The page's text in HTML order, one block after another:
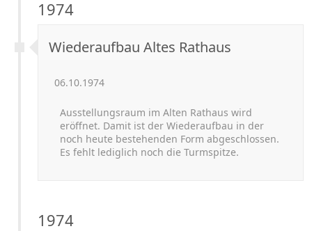
1974
Wiederaufbau Altes Rathaus
06.10.1974
Ausstellungsraum im Alten Rathaus wird
eröffnet. Damit ist der Wiederaufbau in der
noch heute bestehenden Form abgeschlossen.
Es fehlt lediglich noch die Turmspitze.
1974